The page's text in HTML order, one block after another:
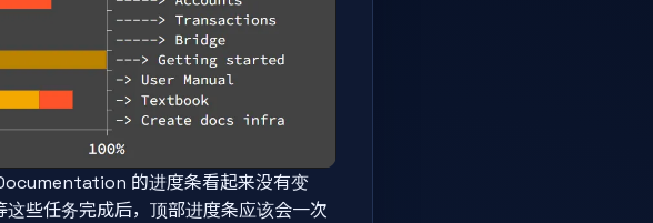
的进度条看起来没有变
些任务完成后，顶部进度条应该会一次